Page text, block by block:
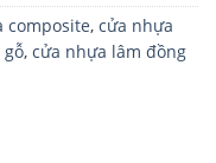
composite, cửa nhựa
gỗ, cửa nhựa lâm đồng